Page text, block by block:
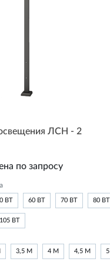
ЛСН - 2
по запросу
ВТ 60 ВТ 70 ВТ 80 ВТ
105 ВТ
3,5 М 4 М 4,5 М